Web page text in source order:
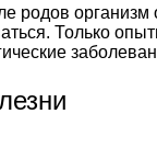
родов организм
Только